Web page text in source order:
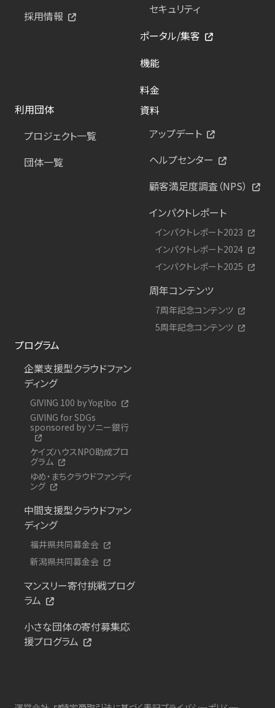
採用情報
セキュリティ
ポータル/集客
機能
料金
利用団体
プロジェクト一覧
団体一覧
資料
アップデート
ヘルプセンター
顧客満足度調査（NPS）
インパクトレポート
インパクトレポート2023
インパクトレポート2024
インパクトレポート2025
周年コンテンツ
7周年記念コンテンツ
5周年記念コンテンツ
プログラム
企業支援型クラウドファン
ディング
GIVING 100 by Yogibo
GIVING for SDGs
sponsored by ソニー銀行
ケイズハウスNPO助成プロ
グラム
ゆめ・まちクラウドファンディ
ング
中間支援型クラウドファン
ディング
福井県共同募金会
新潟県共同募金会
マンスリー寄付挑戦プログ
ラム
小さな団体の寄付募集応
援プログラム